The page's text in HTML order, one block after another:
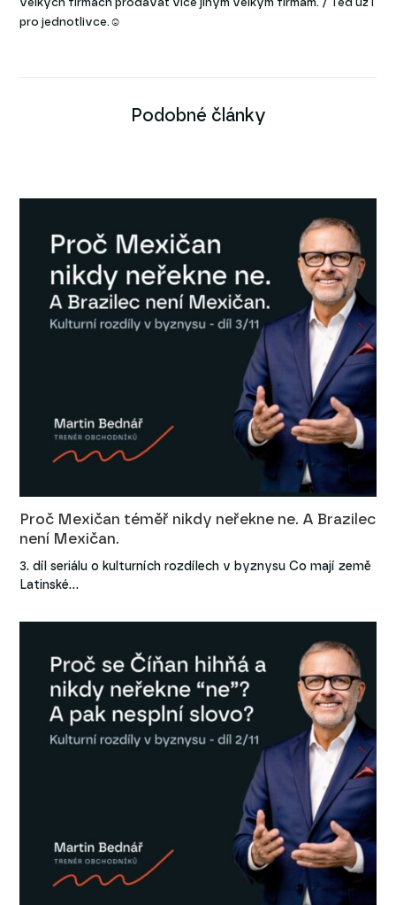
velkých firmách prodávat více jiným velkým firmám. / Teď už i
pro jednotlivce.☺
Podobné články
Proč Mexičan téměř nikdy neřekne ne. A Brazilec
není Mexičan.
3. díl seriálu o kulturních rozdílech v byznysu Co mají země
Latinské…